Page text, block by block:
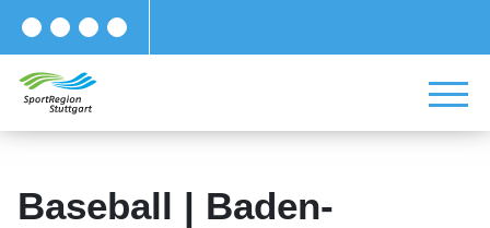
Baseball | Baden-